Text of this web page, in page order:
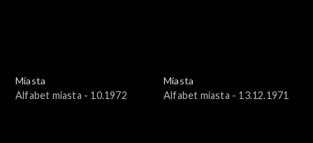
Miasta
Alfabet miasta - 10.1972
Miasta
Alfabet miasta - 13.12.1971